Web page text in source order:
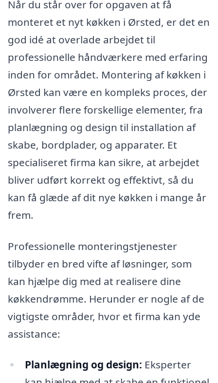
Når du står over for opgaven at få
monteret et nyt køkken i Ørsted, er det en
god idé at overlade arbejdet til
professionelle håndværkere med erfaring
inden for området. Montering af køkken i
Ørsted kan være en kompleks proces, der
involverer flere forskellige elementer, fra
planlægning og design til installation af
skabe, bordplader, og apparater. Et
specialiseret firma kan sikre, at arbejdet
bliver udført korrekt og effektivt, så du
kan få glæde af dit nye køkken i mange år
frem.
Professionelle monteringstjenester
tilbyder en bred vifte af løsninger, som
kan hjælpe dig med at realisere dine
køkkendrømme. Herunder er nogle af de
vigtigste områder, hvor et firma kan yde
assistance:
Planlægning og design: Eksperter